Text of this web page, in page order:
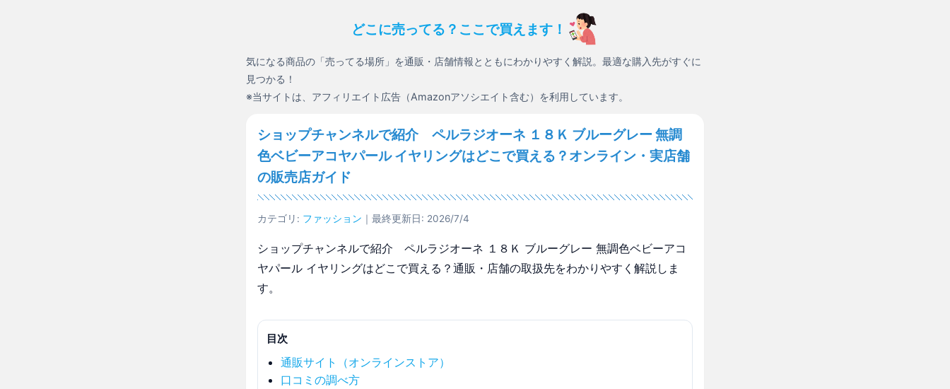
どこに売ってる？ここで買えます！
気になる商品の「売ってる場所」を通販・店舗情報とともにわかりやすく解説。最適な購入先がすぐに
見つかる！
※当サイトは、アフィリエイト広告（Amazonアソシエイト含む）を利用しています。
ショップチャンネルで紹介 ペルラジオーネ １８Ｋ ブルーグレー 無調
色ベビーアコヤパール イヤリングはどこで買える？オンライン・実店舗
の販売店ガイド
カテゴリ: ファッション ｜最終更新日: 2026/7/4
ショップチャンネルで紹介 ペルラジオーネ １８Ｋ ブルーグレー 無調色ベビーアコ
ヤパール イヤリングはどこで買える？通販・店舗の取扱先をわかりやすく解説しま
す。
目次
通販サイト（オンラインストア）
口コミの調べ方